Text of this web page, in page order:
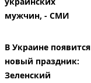
мужчин, - СМИ
В Украине появится
новый праздник:
Зеленский